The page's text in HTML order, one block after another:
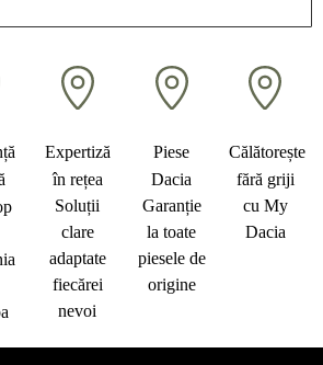
Expertiză
în rețea
Soluții
clare
adaptate
fiecărei
nevoi
Piese
Dacia
Garanție
la toate
piesele de
origine
Călătorește
fără griji
cu My
Dacia